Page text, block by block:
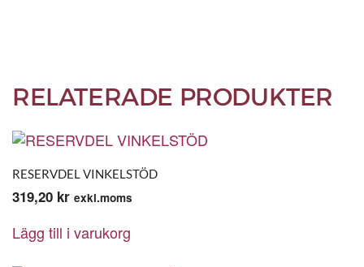
RELATERADE PRODUKTER
RESERVDEL VINKELSTÖD
319,20 kr exkl.moms
Lägg till i varukorg